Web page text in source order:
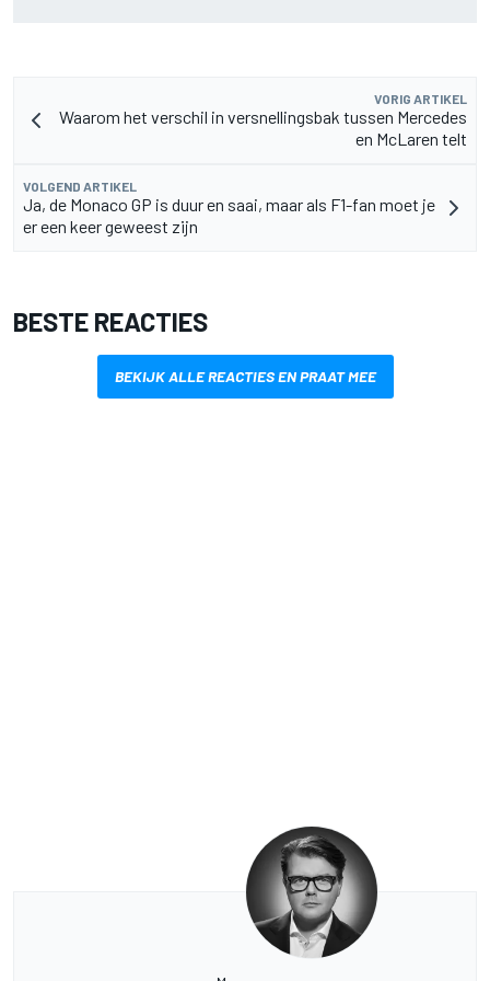
VORIG ARTIKEL
Waarom het verschil in versnellingsbak tussen Mercedes
en McLaren telt
VOLGEND ARTIKEL
Ja, de Monaco GP is duur en saai, maar als F1-fan moet je
er een keer geweest zijn
BESTE REACTIES
BEKIJK ALLE REACTIES EN PRAAT MEE